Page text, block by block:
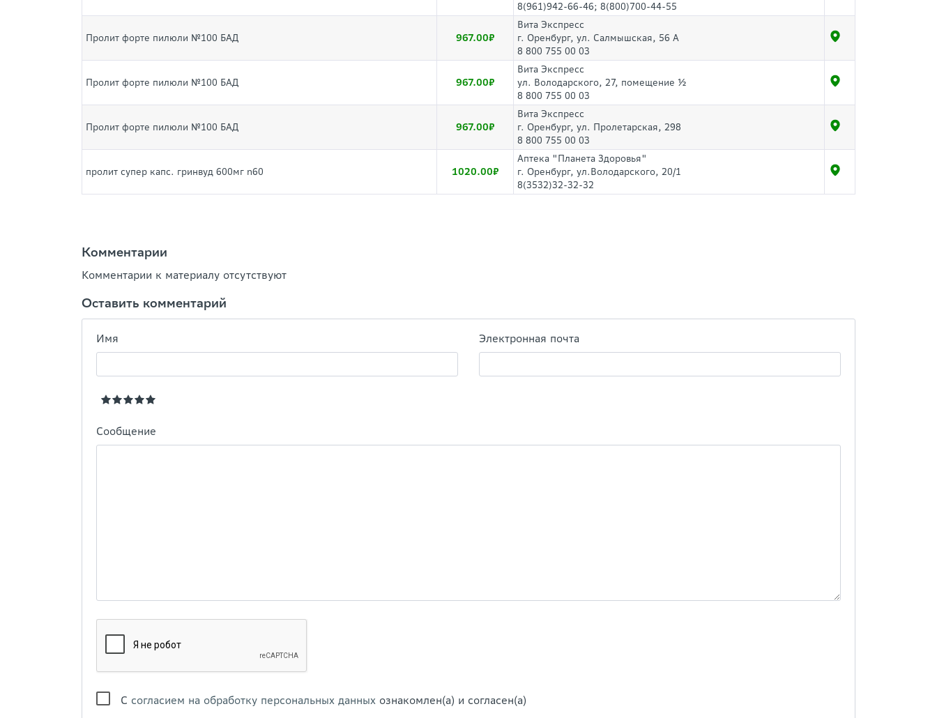
8(961)942-66-46; 8(800)700-44-55
Пролит форте пилюли №100 БАД 967.00
Вита Экспресс
г. Оренбург, ул. Салмышская, 56 А
8 800 755 00 03
Пролит форте пилюли №100 БАД 967.00
Вита Экспресс
ул. Володарского, 27, помещение ½
8 800 755 00 03
Пролит форте пилюли №100 БАД 967.00
Вита Экспресс
г. Оренбург, ул. Пролетарская, 298
8 800 755 00 03
пролит супер капс. гринвуд 600мг n60 1020.00
Аптека "Планета Здоровья"
г. Оренбург, ул.Володарского, 20/1
8(3532)32-32-32
Комментарии
Комментарии к материалу отсутствуют
Оставить комментарий
Имя Электронная почта
Сообщение
С согласием на обработку персональных данных ознакомлен(а) и согласен(а)